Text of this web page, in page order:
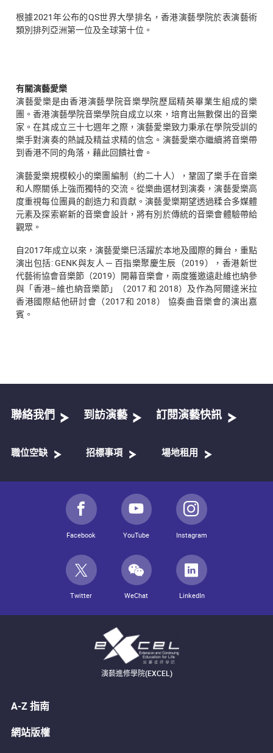
根據2021年公布的QS世界大學排名，香港演藝學院於表演藝術
類別排列亞洲第一位及全球第十位。
有關演藝愛樂
演藝愛樂是由香港演藝學院音樂學院歷屆精英畢業生組成的樂
團。香港演藝學院音樂學院自成立以來，培育出無數傑出的音樂
家。在其成立三十七週年之際，演藝愛樂致力秉承在學院受訓的
樂手對演奏的熱誠及精益求精的信念。演藝愛樂亦繼續將音樂帶
到香港不同的角落，藉此回饋社會。
演藝愛樂規模較小的樂團編制（約二十人），鞏固了樂手在音樂
和人際關係上強而獨特的交流。從樂曲選材到演奏，演藝愛樂高
度重視每位團員的創造力和貢獻。演藝愛樂期望透過糅合多媒體
元素及探索嶄新的音樂會設計，將有別於傳統的音樂會體驗帶給
觀眾。
自2017年成立以來，演藝愛樂巳活躍於本地及國際的舞台，重點
演出包括: GENK與友人 ─ 百指樂聚慶生辰（2019），香港新世
代藝術協會音樂節（2019）開幕音樂會，兩度獲邀遠赴維也納參
與「香港–維也納音樂節」（2017 和 2018）及作為阿爾達米拉
香港國際結他研討會（2017和 2018） 協奏曲音樂會的演出嘉
賓。
聯絡我們 到訪演藝 訂閱演藝快訊
職位空缺 招標事項 場地租用
Facebook YouTube Instagram
Twitter WeChat LinkedIn
演藝進修學院(EXCEL)
A-Z 指南
網站版權